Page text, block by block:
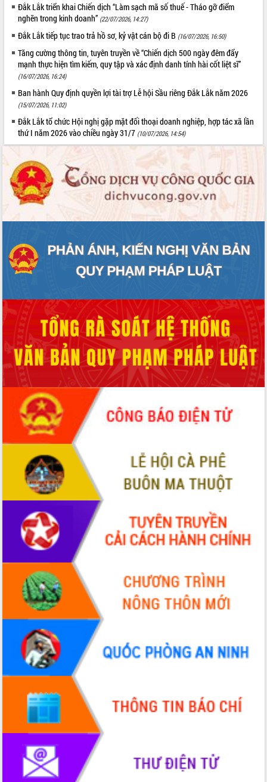
Đắk Lắk triển khai Chiến dịch “Làm sạch mã số thuế - Tháo gỡ điểm
nghẽn trong kinh doanh” (22/07/2026, 14:27)
Đắk Lắk tiếp tục trao trả hồ sơ, kỷ vật cán bộ đi B (16/07/2026, 16:50)
Tăng cường thông tin, tuyên truyền về “Chiến dịch 500 ngày đêm đẩy
mạnh thực hiện tìm kiếm, quy tập và xác định danh tính hài cốt liệt sĩ”
(16/07/2026, 16:24)
Ban hành Quy định quyền lợi tài trợ Lễ hội Sầu riêng Đắk Lắk năm 2026
(15/07/2026, 11:02)
Đắk Lắk tổ chức Hội nghị gặp mặt đối thoại doanh nghiệp, hợp tác xã lần
thứ I năm 2026 vào chiều ngày 31/7 (10/07/2026, 14:54)